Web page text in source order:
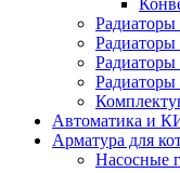
Радиаторы
Радиаторы
Радиаторы
Радиаторы
Автоматика и
Арматура для
Насосные